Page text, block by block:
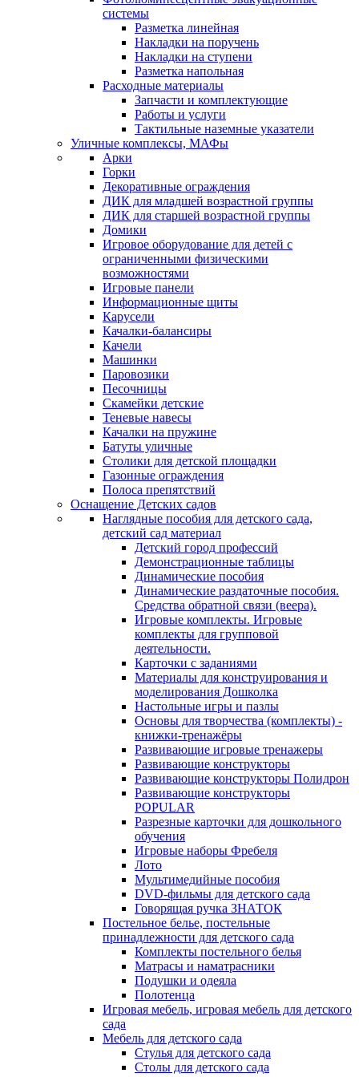
системы
Разметка линейная
Накладки на поручень
Накладки на ступени
Разметка напольная
Расходные материалы
Запчасти и комплектующие
Работы и услуги
Тактильные наземные указатели
Уличные комплексы, МАФы
Арки
Горки
Декоративные ограждения
ДИК для младшей возрастной группы
ДИК для старшей возрастной группы
Домики
Игровое оборудование для детей с
ограниченными физическими
возможностями
Игровые панели
Информационные щиты
Карусели
Качалки-балансиры
Качели
Машинки
Паровозики
Песочницы
Скамейки детские
Теневые навесы
Качалки на пружине
Батуты уличные
Столики для детской площадки
Газонные ограждения
Полоса препятствий
Оснащение Детских садов
Наглядные пособия для детского сада,
детский сад материал
Детский город профессий
Демонстрационные таблицы
Динамические пособия
Динамические раздаточные пособия.
Средства обратной связи (веера).
Игровые комплекты. Игровые
комплекты для групповой
деятельности.
Карточки с заданиями
Материалы для конструирования и
моделирования Дошколка
Настольные игры и пазлы
Основы для творчества (комплекты) -
книжки-тренажёры
Развивающие игровые тренажеры
Развивающие конструкторы
Развивающие конструкторы Полидрон
Развивающие конструкторы
POPULAR
Разрезные карточки для дошкольного
обучения
Игровые наборы Фребеля
Лото
Мультимедийные пособия
DVD-фильмы для детского сада
Говорящая ручка ЗНАТОК
Постельное белье, постельные
принадлежности для детского сада
Комплекты постельного белья
Матрасы и наматрасники
Подушки и одеяла
Полотенца
Игровая мебель, игровая мебель для детского
сада
Мебель для детского сада
Стулья для детского сада
Столы для детского сада